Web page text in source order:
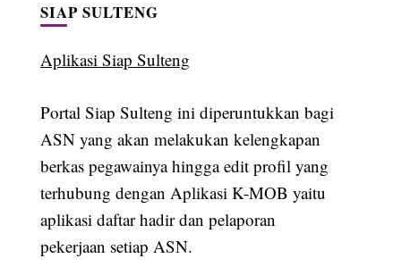
SIAP SULTENG
Aplikasi Siap Sulteng
Portal Siap Sulteng ini diperuntukkan bagi
ASN yang akan melakukan kelengkapan
berkas pegawainya hingga edit profil yang
terhubung dengan Aplikasi K-MOB yaitu
aplikasi daftar hadir dan pelaporan
pekerjaan setiap ASN.